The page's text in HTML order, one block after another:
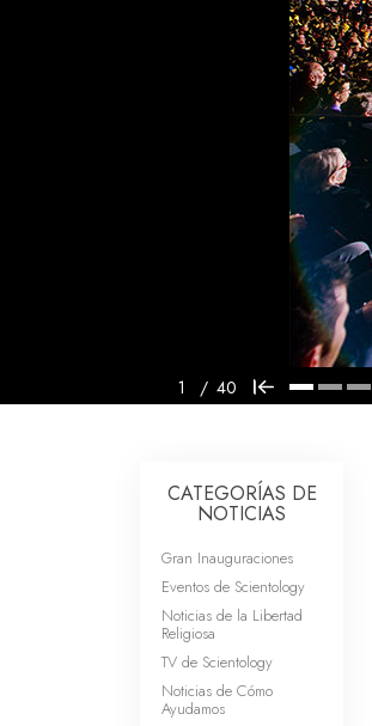
1 / 40
CATEGORÍAS DE
NOTICIAS
Gran Inauguraciones
Eventos de Scientology
Noticias de la Libertad
Religiosa
TV de Scientology
Noticias de Cómo
Ayudamos